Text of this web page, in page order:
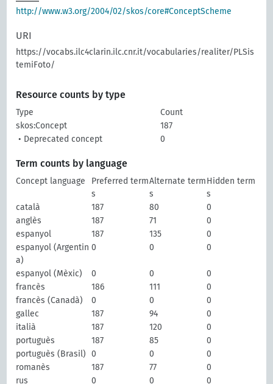
http://www.w3.org/2004/02/skos/core#ConceptScheme
URI
https://vocabs.ilc4clarin.ilc.cnr.it/vocabularies/realiter/PLSis
temiFoto/
Resource counts by type
Type
Count
skos:Concept
187
• Deprecated concept
0
Term counts by language
Concept language
Preferred term
s
Alternate term
s
Hidden term
s
català
187 80
0
anglès
187 71
0
espanyol
187 135
0
espanyol (Argentin
a)
0 0 0
espanyol (Mèxic) 0 0
0
francès
186 111
0
francès (Canadà)
0 0
0
gallec
187 94
0
italià
187 120
0
portuguès
187 85
0
portuguès (Brasil)
0 0
0
romanès
187 77
0
rus
0 0 0